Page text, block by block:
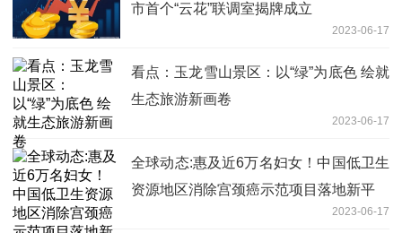
市首个​“云花”联调室揭牌成立
2023-06-17
看点：玉龙雪山景区：以“绿”为底色 绘就
生态旅游新画卷
2023-06-17
全球动态:惠及近6万名妇女！中国低卫生
资源地区消除宫颈癌示范项目落地新平
2023-06-17